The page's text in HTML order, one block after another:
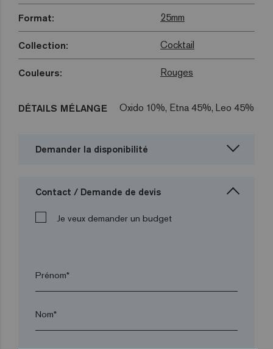
Format: 25mm
Collection: Cocktail
Couleurs: Rouges
DÉTAILS MÉLANGE Oxido 10%, Etna 45%, Leo 45%
Demander la disponibilité
Contact / Demande de devis
Je veux demander un budget
Prénom*
Nom*